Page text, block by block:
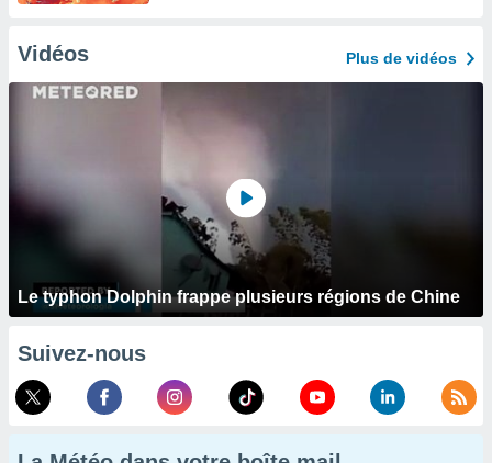
Vidéos Plus de vidéos
Le typhon Dolphin frappe plusieurs régions de Chine
Suivez-nous